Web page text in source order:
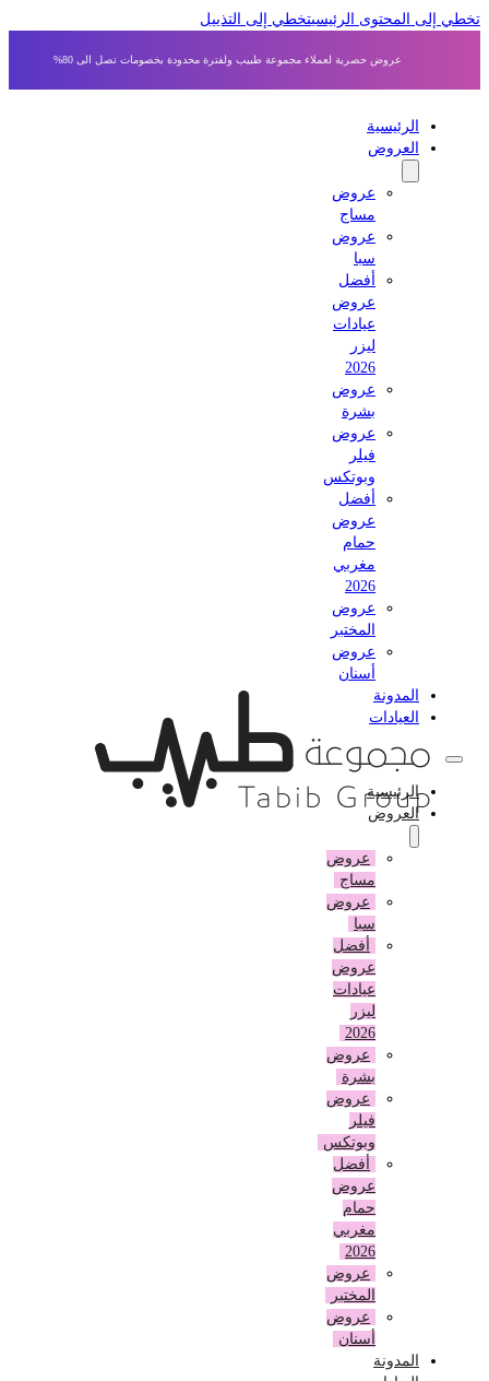
إلى المحتوى الرئيسي تخطي إلى التذييل
عروض حصرية لعملاء مجموعة طبيب ولفترة محدودة بخصومات تصل الى 80%
الرئيسية
العروض
عروض
مساج
عروض
أفضل
عروض
عيادات
عروض
بشرة
عروض
وبوتكس
أفضل
عروض
حمام
مغربي
عروض
المختبر
عروض
أسنان
المدونة
العيادات
الرئيسية
العروض
عروض
مساج
عروض
أفضل
عروض
عيادات
عروض
بشرة
عروض
وبوتكس
أفضل
عروض
حمام
مغربي
عروض
المختبر
عروض
أسنان
المدونة